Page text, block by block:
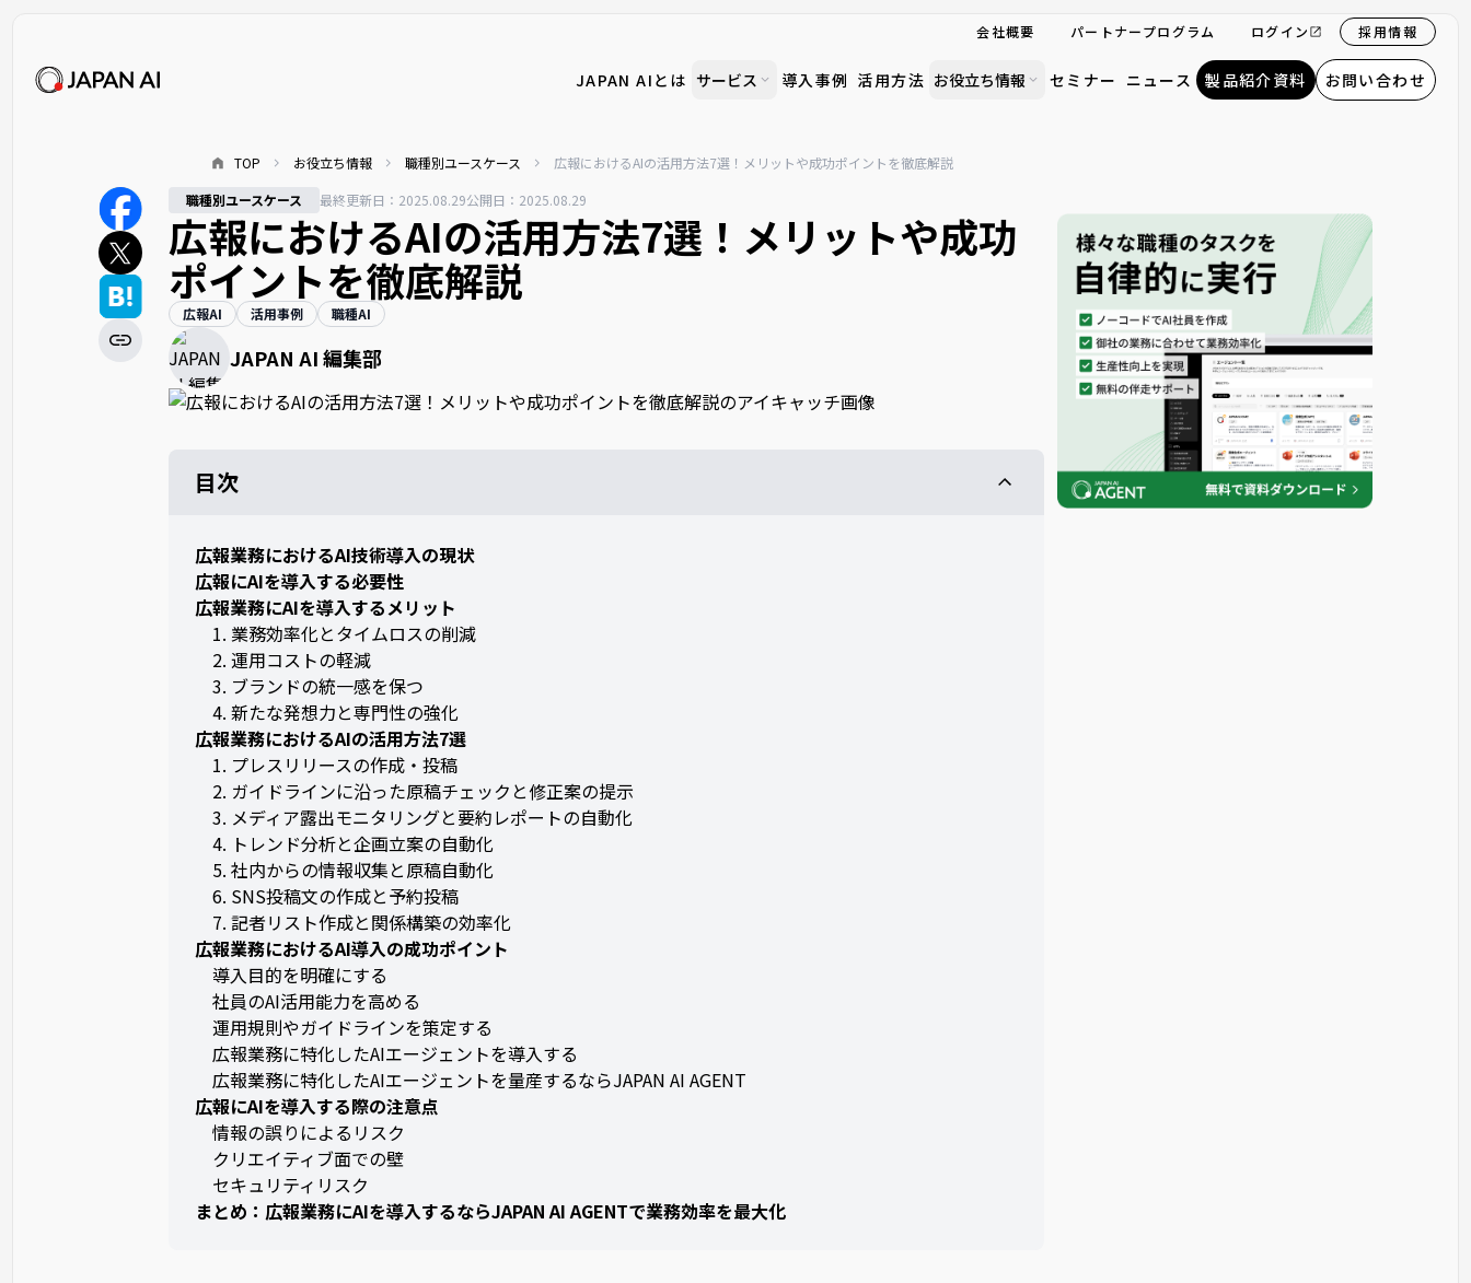
会社概要 パートナープログラム ログイン 採用情報
JAPAN AIとは サービス 導入事例 活用方法 お役立ち情報 セミナー ニュース 製品紹介資料 お問い合わせ
TOP お役立ち情報 職種別ユースケース
広報におけるAIの活用方法7選！メリットや成功ポイントを徹底解説
職種別ユースケース
最終更新日： 2025.08.29公開日： 2025.08.29
広報におけるAIの活用方法7選！メリットや成功
ポイントを徹底解説
広報AI 活用事例 職種AI
JAPAN AI 編集部
目次
広報業務におけるAI技術導入の現状
広報にAIを導入する必要性
広報業務にAIを導入するメリット
1. 業務効率化とタイムロスの削減
2. 運用コストの軽減
3. ブランドの統一感を保つ
4. 新たな発想力と専門性の強化
広報業務におけるAIの活用方法7選
1. プレスリリースの作成・投稿
2. ガイドラインに沿った原稿チェックと修正案の提示
3. メディア露出モニタリングと要約レポートの自動化
4. トレンド分析と企画立案の自動化
5. 社内からの情報収集と原稿自動化
6. SNS投稿文の作成と予約投稿
7. 記者リスト作成と関係構築の効率化
広報業務におけるAI導入の成功ポイント
導入目的を明確にする
社員のAI活用能力を高める
運用規則やガイドラインを策定する
広報業務に特化したAIエージェントを導入する
広報業務に特化したAIエージェントを量産するならJAPAN AI AGENT
広報にAIを導入する際の注意点
情報の誤りによるリスク
クリエイティブ面での壁
セキュリティリスク
まとめ：広報業務にAIを導入するならJAPAN AI AGENTで業務効率を最大化